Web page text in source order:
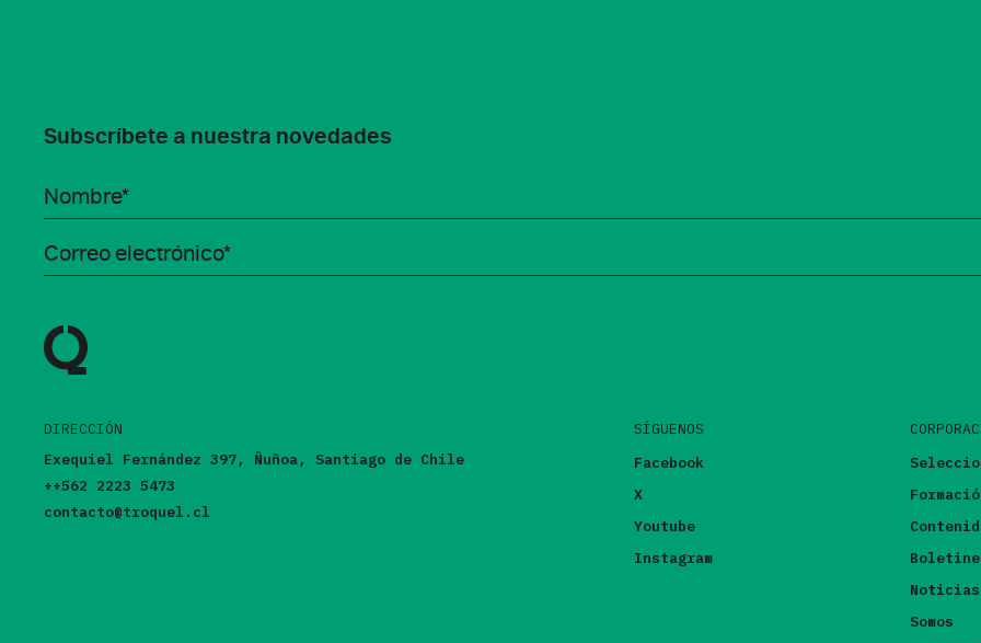
Subscríbete a nuestra novedades
DIRECCIÓN
Exequiel Fernández 397, Ñuñoa, Santiago de Chile
++562 2223 5473
contacto@troquel.cl
SÍGUENOS
Facebook
X
Youtube
Instagram
Noticias
Somos